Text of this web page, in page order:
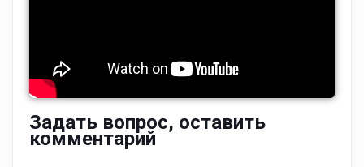
Задать вопрос, оставить
комментарий